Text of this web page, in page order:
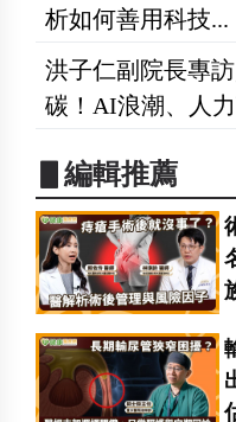
析如何善用科技...
洪子仁副院長專
碳！AI浪潮、人
▋編輯推薦